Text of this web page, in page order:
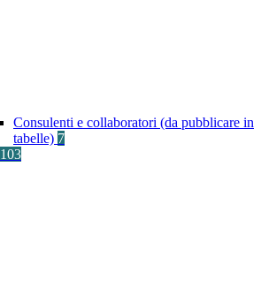
Consulenti e collaboratori (da pubblicare in
tabelle) 7
103